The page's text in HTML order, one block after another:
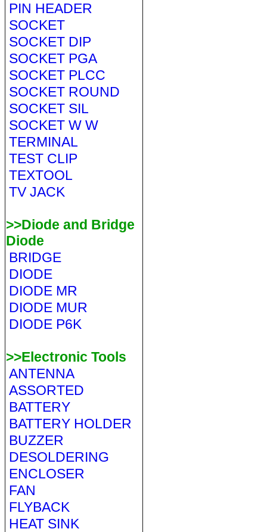
PIN HEADER
SOCKET
SOCKET DIP
SOCKET PGA
SOCKET PLCC
SOCKET ROUND
SOCKET SIL
SOCKET W W
TERMINAL
TEST CLIP
TEXTOOL
TV JACK
>>Diode and Bridge
Diode
BRIDGE
DIODE
DIODE MR
DIODE MUR
DIODE P6K
>>Electronic Tools
ANTENNA
ASSORTED
BATTERY
BATTERY HOLDER
BUZZER
DESOLDERING
ENCLOSER
FAN
FLYBACK
HEAT SINK